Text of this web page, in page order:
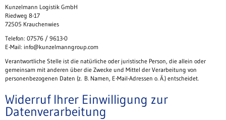
Kunzelmann Logistik GmbH
Riedweg 8-17
72505 Krauchenwies
Telefon: 07576 / 9613-0
E-Mail: info@kunzelmanngroup.com
Verantwortliche Stelle ist die natürliche oder juristische Person, die allein oder
gemeinsam mit anderen über die Zwecke und Mittel der Verarbeitung von
personenbezogenen Daten (z. B. Namen, E-Mail-Adressen o. Ä.) entscheidet.
Widerruf Ihrer Einwilligung zur
Datenverarbeitung